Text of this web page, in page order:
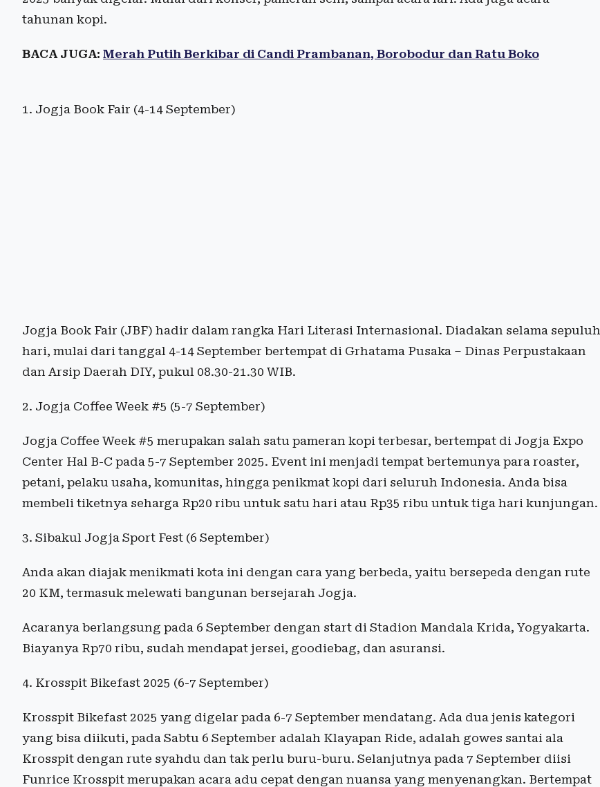
tahunan kopi.
BACA JUGA: Merah Putih Berkibar di Candi Prambanan, Borobodur dan Ratu Boko
1. Jogja Book Fair (4-14 September)
Jogja Book Fair (JBF) hadir dalam rangka Hari Literasi Internasional. Diadakan selama sepuluh
hari, mulai dari tanggal 4-14 September bertempat di Grhatama Pusaka – Dinas Perpustakaan
dan Arsip Daerah DIY, pukul 08.30-21.30 WIB.
2. Jogja Coffee Week #5 (5-7 September)
Jogja Coffee Week #5 merupakan salah satu pameran kopi terbesar, bertempat di Jogja Expo
Center Hal B-C pada 5-7 September 2025. Event ini menjadi tempat bertemunya para roaster,
petani, pelaku usaha, komunitas, hingga penikmat kopi dari seluruh Indonesia. Anda bisa
membeli tiketnya seharga Rp20 ribu untuk satu hari atau Rp35 ribu untuk tiga hari kunjungan.
3. Sibakul Jogja Sport Fest (6 September)
Anda akan diajak menikmati kota ini dengan cara yang berbeda, yaitu bersepeda dengan rute
20 KM, termasuk melewati bangunan bersejarah Jogja.
Acaranya berlangsung pada 6 September dengan start di Stadion Mandala Krida, Yogyakarta.
Biayanya Rp70 ribu, sudah mendapat jersei, goodiebag, dan asuransi.
4. Krosspit Bikefast 2025 (6-7 September)
Krosspit Bikefast 2025 yang digelar pada 6-7 September mendatang. Ada dua jenis kategori
yang bisa diikuti, pada Sabtu 6 September adalah Klayapan Ride, adalah gowes santai ala
Krosspit dengan rute syahdu dan tak perlu buru-buru. Selanjutnya pada 7 September diisi
Funrice Krosspit merupakan acara adu cepat dengan nuansa yang menyenangkan. Bertempat